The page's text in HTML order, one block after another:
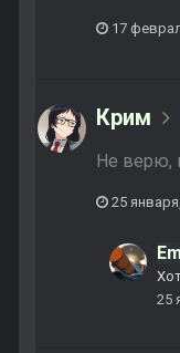
17
Крим
Не верю,
25
25